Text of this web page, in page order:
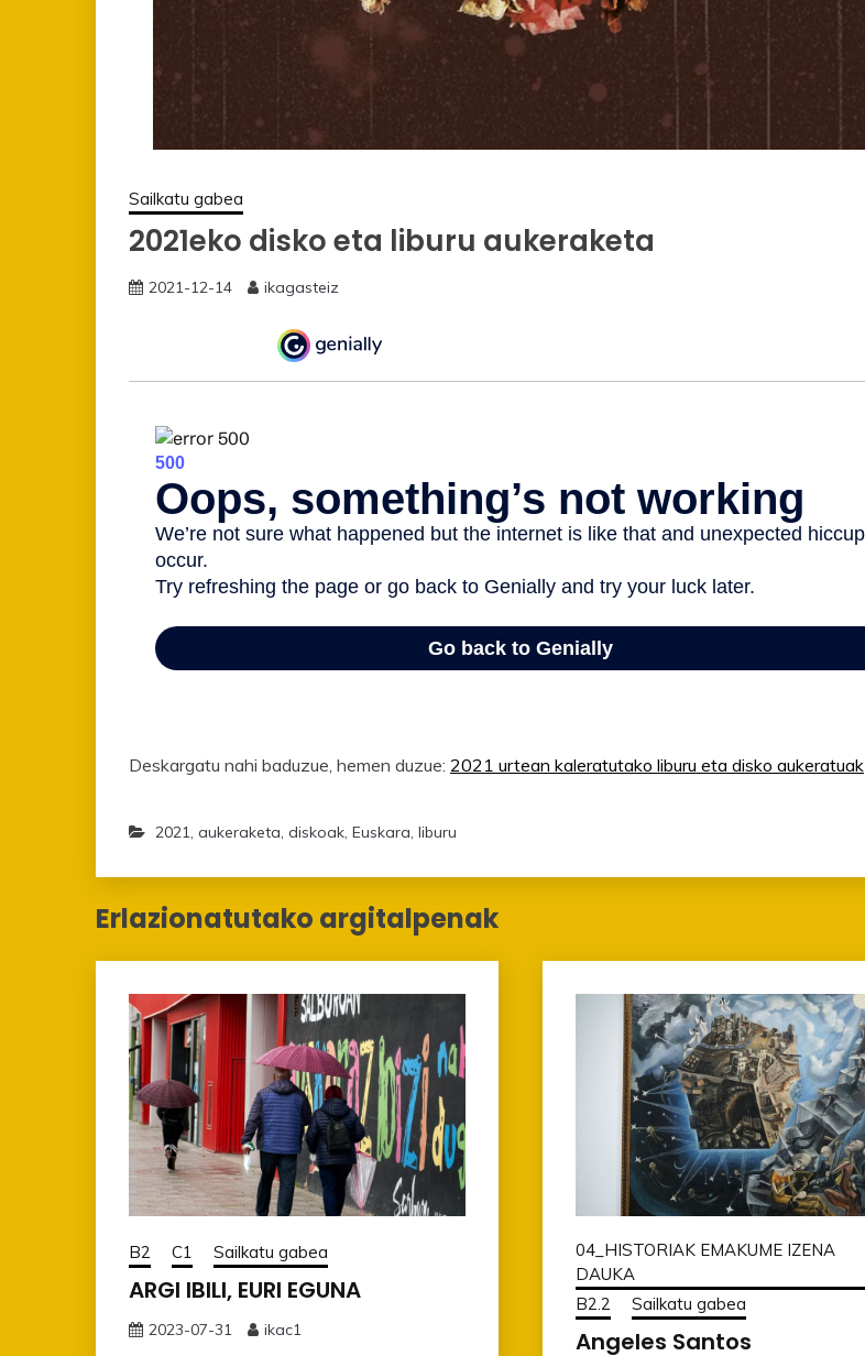
Sailkatu gabea
2021eko disko eta liburu aukeraketa
2021-12-14 ikagasteiz
Deskargatu nahi baduzue, hemen duzue: 2021 urtean kaleratutako liburu eta disko aukeratuak
2021, aukeraketa, diskoak, Euskara, liburu
Erlazionatutako argitalpenak
B2 C1 Sailkatu gabea
ARGI IBILI, EURI EGUNA
2023-07-31 ikac1
04_HISTORIAK EMAKUME IZENA
DAUKA
B2.2
Sailkatu gabea
Angeles Santos